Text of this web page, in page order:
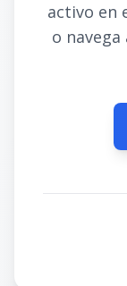
activo en
o